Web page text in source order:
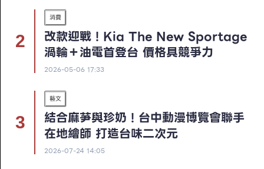
消費
改款迎戰！Kia The New Sportage
渦輪＋油電首登台 價格具競爭力
2026-05-06 17:33
藝文
結合麻芛與珍奶！台中動漫博覽會聯手
在地繪師 打造台味二次元
2026-07-24 14:05